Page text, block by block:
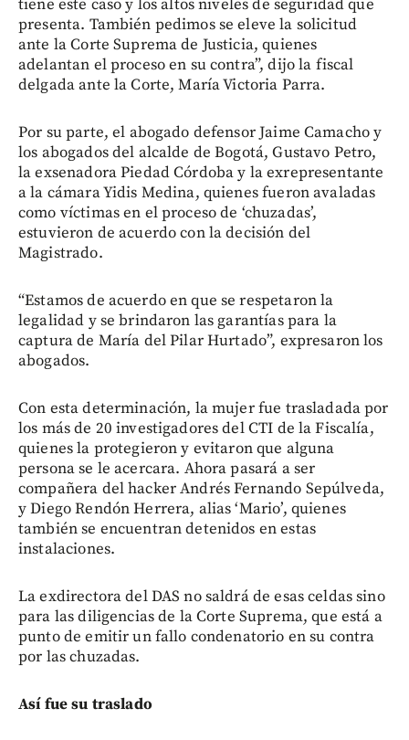
tiene este caso y los altos niveles de seguridad que
presenta. También pedimos se eleve la solicitud
ante la Corte Suprema de Justicia, quienes
adelantan el proceso en su contra”, dijo la fiscal
delgada ante la Corte, María Victoria Parra.
Por su parte, el abogado defensor Jaime Camacho y
los abogados del alcalde de Bogotá, Gustavo Petro,
la exsenadora Piedad Córdoba y la exrepresentante
a la cámara Yidis Medina, quienes fueron avaladas
como víctimas en el proceso de ‘chuzadas’,
estuvieron de acuerdo con la decisión del
Magistrado.
“Estamos de acuerdo en que se respetaron la
legalidad y se brindaron las garantías para la
captura de María del Pilar Hurtado”, expresaron los
abogados.
Con esta determinación, la mujer fue trasladada por
los más de 20 investigadores del CTI de la Fiscalía,
quienes la protegieron y evitaron que alguna
persona se le acercara. Ahora pasará a ser
compañera del hacker Andrés Fernando Sepúlveda,
y Diego Rendón Herrera, alias ‘Mario’, quienes
también se encuentran detenidos en estas
instalaciones.
La exdirectora del DAS no saldrá de esas celdas sino
para las diligencias de la Corte Suprema, que está a
punto de emitir un fallo condenatorio en su contra
por las chuzadas.
Así fue su traslado